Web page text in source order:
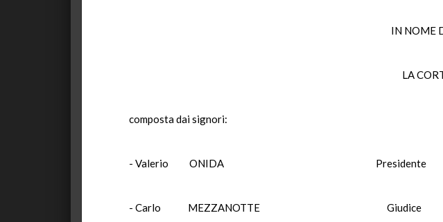
IN NOME
LA
composta dai signori:
- Valerio ONIDA Presidente
- Carlo MEZZANOTTE Giudice